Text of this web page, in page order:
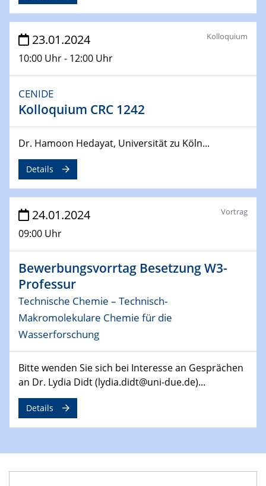
30.04.2024
"Integrated Quantum Dot Optomechanics"
Mikrostruktur-Design in magnetostorischen Materialien
auf Übergang auf
07.05.2024
SFB 1242 Kolloquium
"Thermal relaxation asymmetry in reversible and driven
systems"
Physikalisches Kolloquium
14.05.2024
ELN-Umsetzung in Kadi4Mat: Unsere
Erfahrung im TEM- und FIB-Lab der User-
Facility KNMF
14.05.2024
SFB 1242 Kolloquium
"Femtosecond Molecular Fieldoscopy"
15.05.2024
7. NETZ-Symposium
SFB/TRR 270 Kolloquium
impurity doped martensites
23.01.2024
10:00 Uhr - 12:00 Uhr
Kolloquium
CENIDE
Kolloquium CRC 1242
Dr. Hamoon Hedayat, Universität zu Köln...
Details
24.01.2024
09:00 Uhr
Vortrag
Bewerbungsvorrtag Besetzung W3-
Professur
Technische Chemie – Technisch-
Makromolekulare Chemie für die
Wasserforschung
Bitte wenden Sie sich bei Interesse an Gesprächen
an Dr. Lydia Didt (lydia.didt@uni-due.de)...
Details